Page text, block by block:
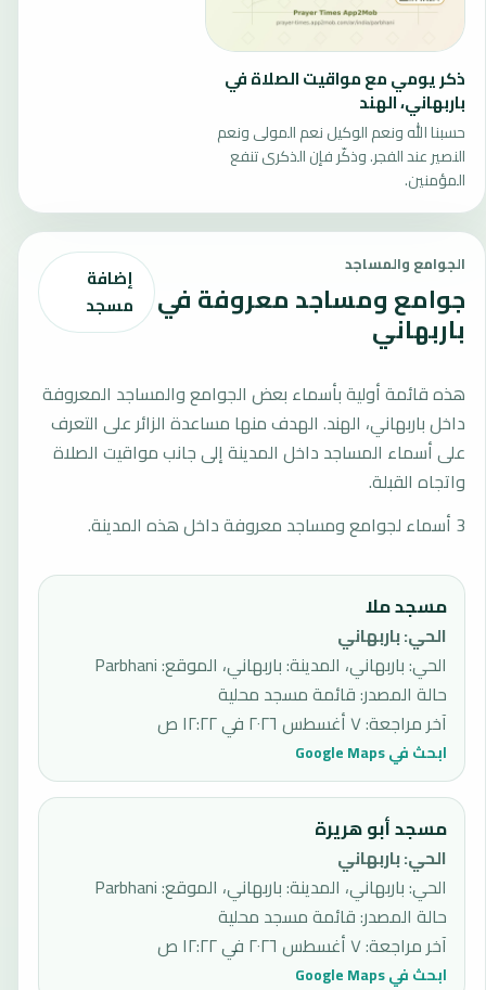
ذكر يومي مع مواقيت الصلاة في
باربهاني، الهند
حسبنا الله ونعم الوكيل نعم المولى ونعم
النصير عند الفجر. وذكّر فإن الذكرى تنفع
المؤمنين.
الجوامع والمساجد
جوامع ومساجد معروفة في
باربهاني
إضافة
مسجد
هذه قائمة أولية بأسماء بعض الجوامع والمساجد المعروفة
داخل باربهاني، الهند. الهدف منها مساعدة الزائر على التعرف
على أسماء المساجد داخل المدينة إلى جانب مواقيت الصلاة
واتجاه القبلة.
3 أسماء لجوامع ومساجد معروفة داخل هذه المدينة.
مسجد ملا
الحي:باربهاني
الحي: باربهاني، المدينة: باربهاني، الموقع: Parbhani
حالة المصدر:قائمة مسجد محلية
آخر مراجعة:٧ أغسطس ٢٠٢٦ في ١٢:٢٢ ص
ابحث في Google Maps
مسجد أبو هريرة
الحي:باربهاني
الحي: باربهاني، المدينة: باربهاني، الموقع: Parbhani
حالة المصدر:قائمة مسجد محلية
آخر مراجعة:٧ أغسطس ٢٠٢٦ في ١٢:٢٢ ص
ابحث في Google Maps